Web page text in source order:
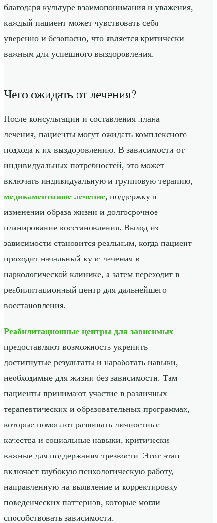
благодаря культуре взаимопонимания и уважения,
каждый пациент может чувствовать себя
уверенно и безопасно, что является критически
важным для успешного выздоровления.
Чего ожидать от лечения?
После консультации и составления плана
лечения, пациенты могут ожидать комплексного
подхода к их выздоровлению. В зависимости от
индивидуальных потребностей, это может
включать индивидуальную и групповую терапию,
медикаментозное лечение, поддержку в
изменении образа жизни и долгосрочное
планирование восстановления. Выход из
зависимости становится реальным, когда пациент
проходит начальный курс лечения в
наркологической клинике, а затем переходит в
реабилитационный центр для дальнейшего
восстановления.
Реабилитационные центры для зависимых
предоставляют возможность укрепить
достигнутые результаты и наработать навыки,
необходимые для жизни без зависимости. Там
пациенты принимают участие в различных
терапевтических и образовательных программах,
которые помогают развивать личностные
качества и социальные навыки, критически
важные для поддержания трезвости. Этот этап
включает глубокую психологическую работу,
направленную на выявление и корректировку
поведенческих паттернов, которые могли
способствовать зависимости.